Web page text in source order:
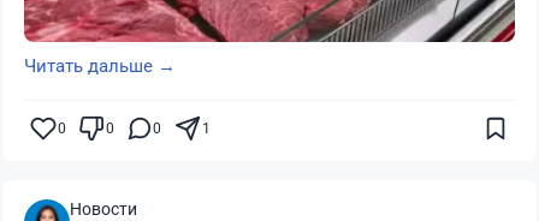
Читать дальше →
0 0 0 1
Новости